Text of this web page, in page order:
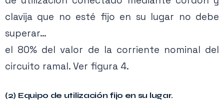
Activa tu membresía para acceder.
clavija que no esté fijo en su lugar no debe
superar…
Contenido exclusivo PRO
el 80% del valor de la corriente nominal del
circuito ramal. Ver figura 4.
(2) Equipo de utilización fijo en su lugar.